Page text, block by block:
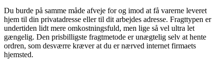
Du burde på samme måde afveje for og imod at få varerne leveret
hjem til din privatadresse eller til dit arbejdes adresse. Fragttypen er
undertiden lidt mere omkostningsfuld, men lige så vel ultra let
gængelig. Den prisbilligste fragtmetode er unægtelig selv at hente
ordren, som desværre kræver at du er nærved internet firmaets
hjemsted.